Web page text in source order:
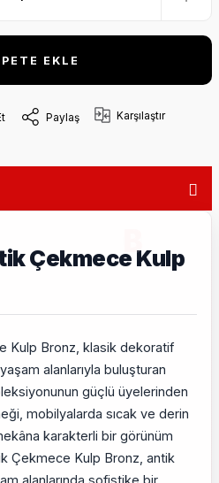
EKLE
Paylaş Karşılaştır
Çekmece Kulp
Kulp Bronz, klasik dekoratif
alanlarıyla buluşturan
güçlü üyelerinden
mobilyalarda sıcak ve derin
karakterli bir görünüm
Çekmece Kulp Bronz, antik
alanlarında sofistike bir